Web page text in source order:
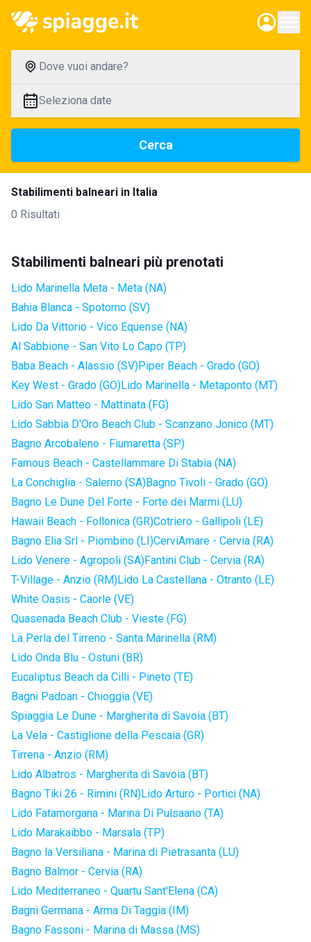
Dove vuoi andare?
Seleziona date
Cerca
Stabilimenti balneari in Italia
0 Risultati
Stabilimenti balneari più prenotati
Lido Marinella Meta - Meta (NA)
Bahia Blanca - Spotorno (SV)
Lido Da Vittorio - Vico Equense (NA)
Al Sabbione - San Vito Lo Capo (TP)
Baba Beach - Alassio (SV)Piper Beach - Grado (GO)
Key West - Grado (GO)Lido Marinella - Metaponto (MT)
Lido San Matteo - Mattinata (FG)
Lido Sabbia D'Oro Beach Club - Scanzano Jonico (MT)
Bagno Arcobaleno - Fiumaretta (SP)
Famous Beach - Castellammare Di Stabia (NA)
La Conchiglia - Salerno (SA)Bagno Tivoli - Grado (GO)
Bagno Le Dune Del Forte - Forte dei Marmi (LU)
Hawaii Beach - Follonica (GR)Cotriero - Gallipoli (LE)
Bagno Elia Srl - Piombino (LI)CerviAmare - Cervia (RA)
Lido Venere - Agropoli (SA)Fantini Club - Cervia (RA)
T-Village - Anzio (RM)Lido La Castellana - Otranto (LE)
White Oasis - Caorle (VE)
Quasenada Beach Club - Vieste (FG)
La Perla del Tirreno - Santa Marinella (RM)
Lido Onda Blu - Ostuni (BR)
Eucaliptus Beach da Cilli - Pineto (TE)
Bagni Padoan - Chioggia (VE)
Spiaggia Le Dune - Margherita di Savoia (BT)
La Vela - Castiglione della Pescaia (GR)
Tirrena - Anzio (RM)
Lido Albatros - Margherita di Savoia (BT)
Bagno Tiki 26 - Rimini (RN)Lido Arturo - Portici (NA)
Lido Fatamorgana - Marina Di Pulsaano (TA)
Lido Marakaibbo - Marsala (TP)
Bagno la Versiliana - Marina di Pietrasanta (LU)
Bagno Balmor - Cervia (RA)
Lido Mediterraneo - Quartu Sant'Elena (CA)
Bagni Germana - Arma Di Taggia (IM)
Bagno Fassoni - Marina di Massa (MS)